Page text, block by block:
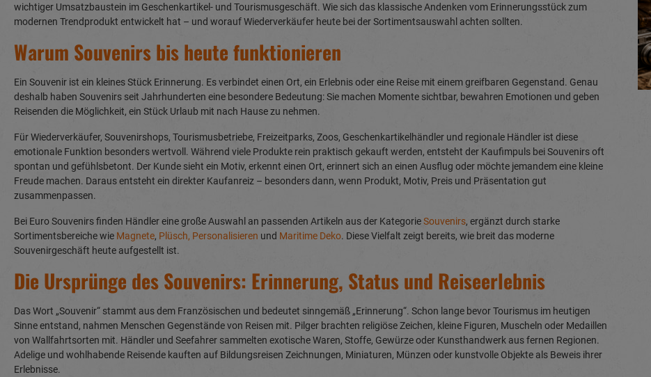
wichtiger Umsatzbaustein im Geschenkartikel- und Tourismusgeschäft. Wie sich das klassische Andenken vom Erinnerungsstück zum
modernen Trendprodukt entwickelt hat – und worauf Wiederverkäufer heute bei der Sortimentsauswahl achten sollten.
Warum Souvenirs bis heute funktionieren
Ein Souvenir ist ein kleines Stück Erinnerung. Es verbindet einen Ort, ein Erlebnis oder eine Reise mit einem greifbaren Gegenstand. Genau
deshalb haben Souvenirs seit Jahrhunderten eine besondere Bedeutung: Sie machen Momente sichtbar, bewahren Emotionen und geben
Reisenden die Möglichkeit, ein Stück Urlaub mit nach Hause zu nehmen.
Für Wiederverkäufer, Souvenirshops, Tourismusbetriebe, Freizeitparks, Zoos, Geschenkartikelhändler und regionale Händler ist diese
emotionale Funktion besonders wertvoll. Während viele Produkte rein praktisch gekauft werden, entsteht der Kaufimpuls bei Souvenirs oft
spontan und gefühlsbetont. Der Kunde sieht ein Motiv, erkennt einen Ort, erinnert sich an einen Ausflug oder möchte jemandem eine kleine
Freude machen. Daraus entsteht ein direkter Kaufanreiz – besonders dann, wenn Produkt, Motiv, Preis und Präsentation gut
zusammenpassen.
Bei Euro Souvenirs finden Händler eine große Auswahl an passenden Artikeln aus der KategorieSouvenirs, ergänzt durch starke
Sortimentsbereiche wie Magnete, Plüsch, Personalisieren und Maritime Deko. Diese Vielfalt zeigt bereits, wie breit das moderne
Souvenirgeschäft heute aufgestellt ist.
Die Ursprünge des Souvenirs: Erinnerung, Status und Reiseerlebnis
Das Wort „Souvenir“ stammt aus dem Französischen und bedeutet sinngemäß „Erinnerung“. Schon lange bevor Tourismus im heutigen
Sinne entstand, nahmen Menschen Gegenstände von Reisen mit. Pilger brachten religiöse Zeichen, kleine Figuren, Muscheln oder Medaillen
von Wallfahrtsorten mit. Händler und Seefahrer sammelten exotische Waren, Stoffe, Gewürze oder Kunsthandwerk aus fernen Regionen.
Adelige und wohlhabende Reisende kauften auf Bildungsreisen Zeichnungen, Miniaturen, Münzen oder kunstvolle Objekte als Beweis ihrer
Erlebnisse.